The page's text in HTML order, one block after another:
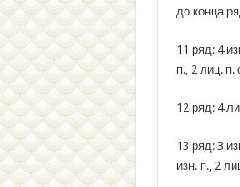
до конца
11 ряд: 4
п., 2 лиц. п.
12 ряд: 4
13 ряд: 3
изн. п., 2